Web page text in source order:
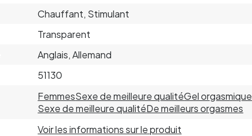
Chauffant, Stimulant
Transparent
Anglais, Allemand
51130
FemmesSexe de meilleure qualitéGel orgasmique
Sexe de meilleure qualitéDe meilleurs orgasmes
Voir les informations sur le produit